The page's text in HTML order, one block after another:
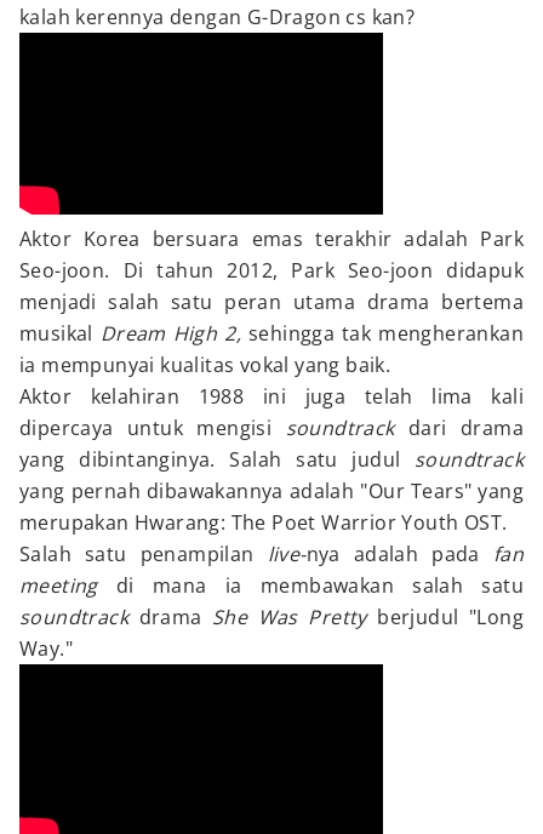
kalah kerennya dengan G-Dragon cs kan?
Aktor Korea bersuara emas terakhir adalah Park
Seo-joon. Di tahun 2012, Park Seo-joon didapuk
menjadi salah satu peran utama drama bertema
musikal Dream High 2, sehingga tak mengherankan
ia mempunyai kualitas vokal yang baik.
Aktor kelahiran 1988 ini juga telah lima kali
dipercaya untuk mengisi soundtrack dari drama
yang dibintanginya. Salah satu judul soundtrack
yang pernah dibawakannya adalah "Our Tears" yang
merupakan Hwarang: The Poet Warrior Youth OST.
Salah satu penampilan live-nya adalah pada fan
meeting di mana ia membawakan salah satu
soundtrack drama She Was Pretty berjudul "Long
Way."